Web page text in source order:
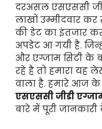
दरअसल एसएससी
लाखों उम्मीदवार कर
की डेट का इंतजार
अपडेट आ गयी है.
और एग्जाम सिटी के
रहे है तो हमारा यह
वाला है. हमारे आज
एसएससी जीडी
बारे में पूरी